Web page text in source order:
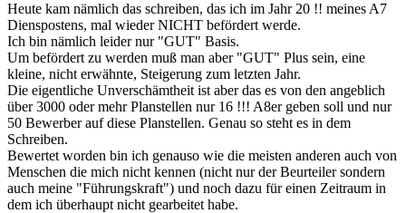
Heute kam nämlich das schreiben, das ich im Jahr 20 !! meines A7
Dienspostens, mal wieder NICHT befördert werde.
Ich bin nämlich leider nur "GUT" Basis.
Um befördert zu werden muß man aber "GUT" Plus sein, eine
kleine, nicht erwähnte, Steigerung zum letzten Jahr.
Die eigentliche Unverschämtheit ist aber das es von den angeblich
über 3000 oder mehr Planstellen nur 16 !!! A8er geben soll und nur
50 Bewerber auf diese Planstellen. Genau so steht es in dem
Schreiben.
Bewertet worden bin ich genauso wie die meisten anderen auch von
Menschen die mich nicht kennen (nicht nur der Beurteiler sondern
auch meine "Führungskraft") und noch dazu für einen Zeitraum in
dem ich überhaupt nicht gearbeitet habe.